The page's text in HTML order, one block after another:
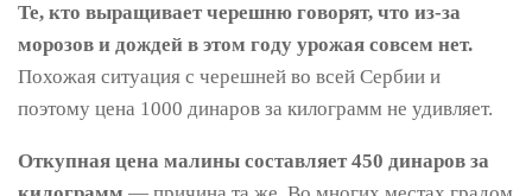
Те, кто выращивает черешню говорят, что из-за
морозов и дождей в этом году урожая совсем нет.
Похожая ситуация с черешней во всей Сербии и
поэтому цена 1000 динаров за килограмм не удивляет.
Откупная цена малины составляет 450 динаров за